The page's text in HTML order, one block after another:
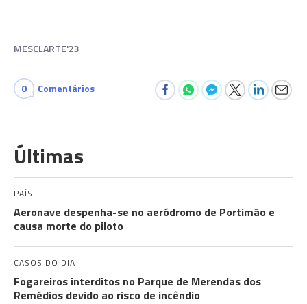
MESCLARTE'23
0 Comentários
Últimas
PAÍS
Aeronave despenha-se no aeródromo de Portimão e
causa morte do piloto
CASOS DO DIA
Fogareiros interditos no Parque de Merendas dos
Remédios devido ao risco de incêndio